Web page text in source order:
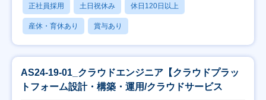
正社員採用 土日祝休み 休日120日以上
産休・育休あり 賞与あり
AS24-19-01_クラウドエンジニア【クラウドプラッ
トフォーム設計・構築・運用/クラウドサービス